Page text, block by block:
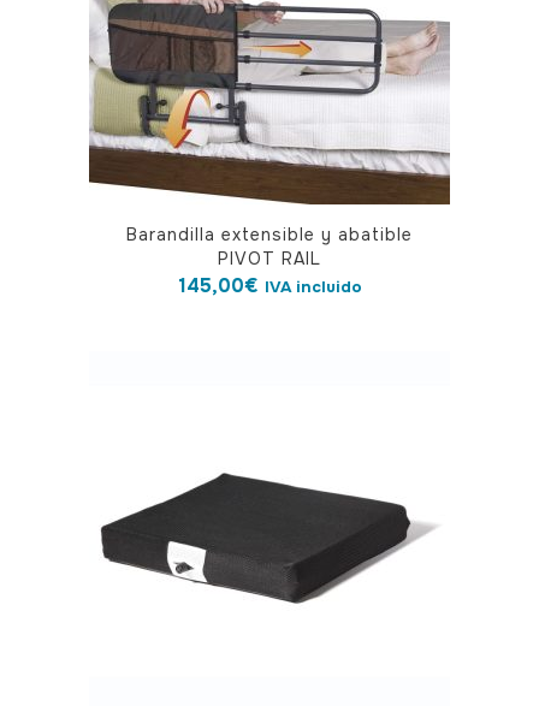
Barandilla extensible y abatible
PIVOT RAIL
145,00€ IVA incluido